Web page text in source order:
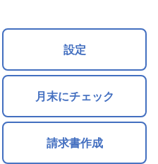
設定
月末にチェック
請求書作成